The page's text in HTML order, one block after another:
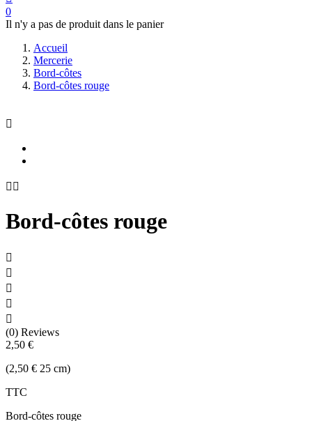
0
Il n'y a pas de produit dans le panier
Accueil
Mercerie
Bord-côtes
Bord-côtes rouge

 
Bord-côtes rouge





(0) Reviews
2,50 €
(2,50 € 25 cm)
TTC
Bord-côtes rouge